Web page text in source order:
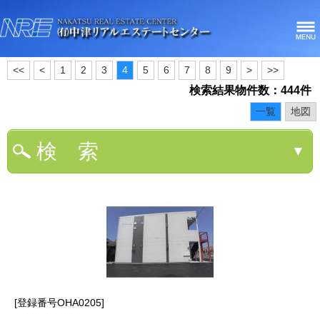
<< < 1 2 3 4 5 6 7 8 9 > >>
検索結果物件数：444件
地図
一覧
検 索 ▼
登録番号OHA0205